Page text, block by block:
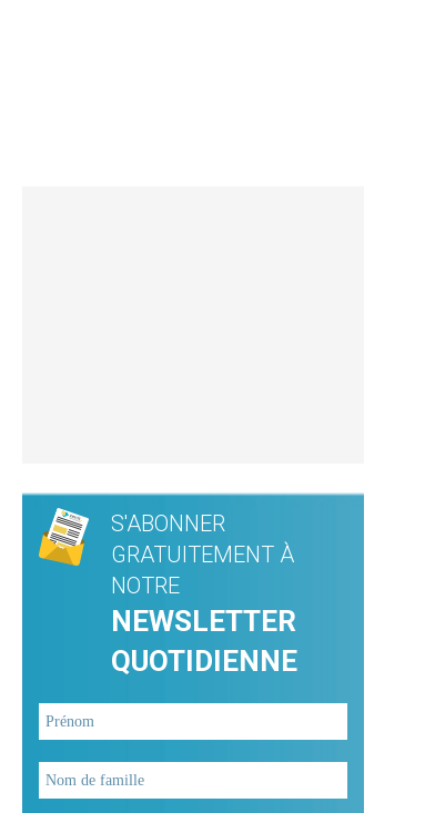
S'ABONNER
GRATUITEMENT À
NOTRE
NEWSLETTER
QUOTIDIENNE